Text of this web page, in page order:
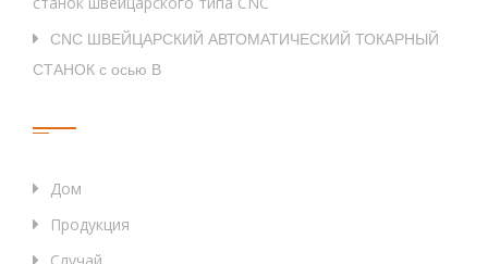
CNC ШВЕЙЦАРСКИЙ АВТОМАТИЧЕСКИЙ ТОКАРНЫЙ
СТАНОК с осью B
Дом
Продукция